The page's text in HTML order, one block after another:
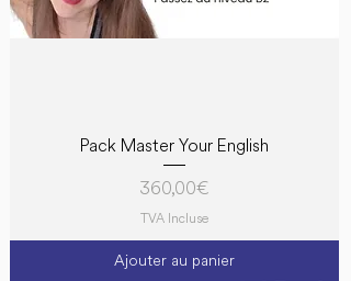
Pack Master Your English
Prix
360,00 €
TVA Incluse
Ajouter au panier